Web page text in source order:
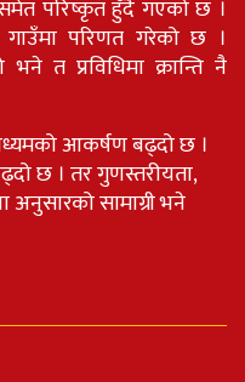
परिष्कृत हुँदै गएको छ ।
गाउँमा परिणत गरेको छ ।
त प्रविधिमा क्रान्ति नै
आकर्षण बढ्दो छ ।
छ । तर गुणस्तरीयता,
सामाग्री भने